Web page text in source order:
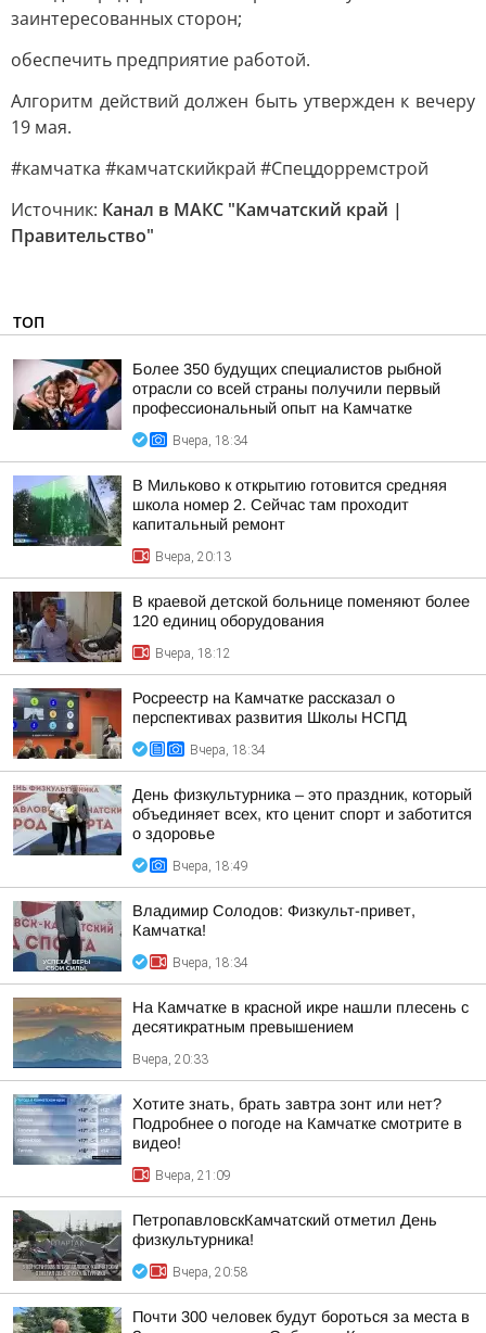
заинтересованных сторон;
обеспечить предприятие работой.
Алгоритм действий должен быть утвержден к вечеру
19 мая.
#камчатка #камчатскийкрай #Спецдорремстрой
Источник: Канал в МАКС "Камчатский край |
Правительство"
ТОП
Более 350 будущих специалистов рыбной
отрасли со всей страны получили первый
профессиональный опыт на Камчатке
Вчера, 18:34
В Мильково к открытию готовится средняя
школа номер 2. Сейчас там проходит
капитальный ремонт
Вчера, 20:13
В краевой детской больнице поменяют более
120 единиц оборудования
Вчера, 18:12
Росреестр на Камчатке рассказал о
перспективах развития Школы НСПД
Вчера, 18:34
День физкультурника – это праздник, который
объединяет всех, кто ценит спорт и заботится
о здоровье
Вчера, 18:49
Владимир Солодов: Физкульт-привет,
Камчатка!
Вчера, 18:34
На Камчатке в красной икре нашли плесень с
десятикратным превышением
Вчера, 20:33
Хотите знать, брать завтра зонт или нет?
Подробнее о погоде на Камчатке смотрите в
видео!
Вчера, 21:09
ПетропавловскКамчатский отметил День
физкультурника!
Вчера, 20:58
Почти 300 человек будут бороться за места в